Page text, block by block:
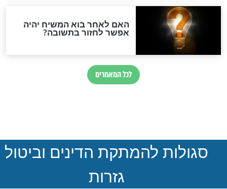
ההסכם החשאי של טראמפ
ואיראן: בלי שקיפות ועם הרבה